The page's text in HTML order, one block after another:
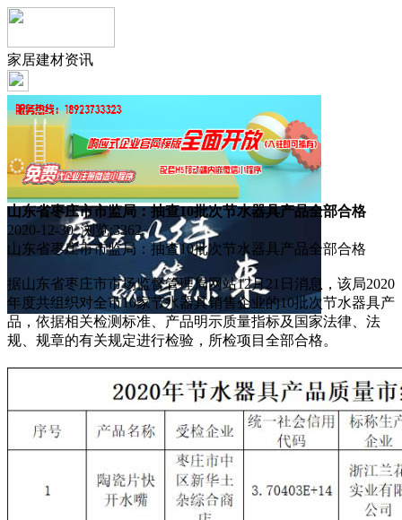
家居建材资讯
山东省枣庄市市监局：抽查10批次节水器具产品全部合格
2020-12-30 浏览:3362
山东省枣庄市市监局：抽查10批次节水器具产品全部合格
据山东省枣庄市市场监督管理局网站12月21日消息，该局2020
年度共组织对全市10家节水器具销售企业的10批次节水器具产
品，依据相关检测标准、产品明示质量指标及国家法律、法
规、规章的有关规定进行检验，所检项目全部合格。